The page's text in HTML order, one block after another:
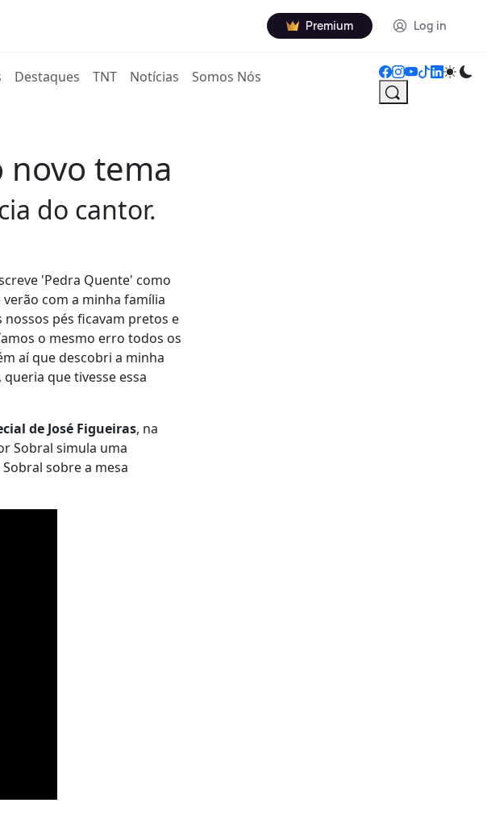
Premium Log in
Destaques TNT Notícias Somos Nós
novo tema
do cantor.
'Pedra Quente' como
com a minha família
pés ficavam pretos e
o mesmo erro todos os
aí que descobri a minha
que tivesse essa
de José Figueiras, na
Sobral simula uma
sobre a mesa